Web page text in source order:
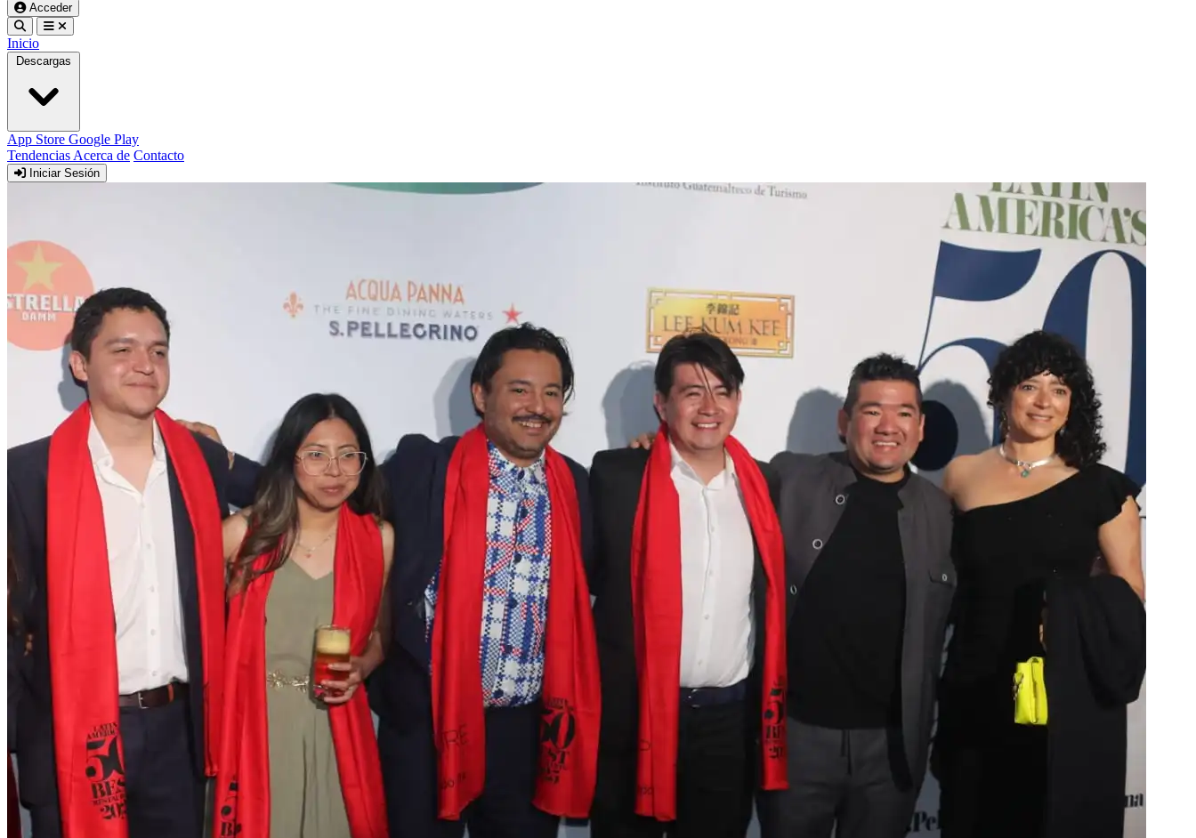
Acceder
Inicio
Descargas
App Store Google Play
Tendencias Acerca de Contacto
Iniciar Sesión